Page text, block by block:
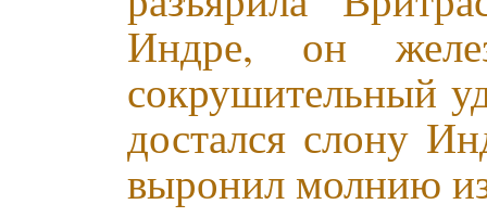
Индре, он
сокрушительный
достался слону
выронил молнию